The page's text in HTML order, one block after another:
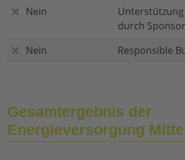
Nein
durch
Nein
Responsible
Gesamtergebnis der
Energieversorgung